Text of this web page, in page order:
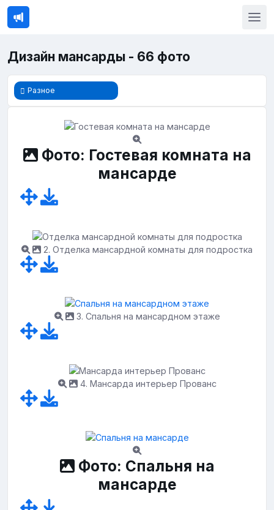
Дизайн мансарды - 66 фото
Разное
Фото: Гостевая комната на
мансарде
2. Отделка мансардной комнаты для подростка
3. Спальня на мансардном этаже
4. Мансарда интерьер Прованс
Фото: Спальня на
мансарде